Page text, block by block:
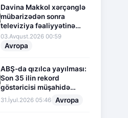
Davina Makkol xərçənglə
mübarizədən sonra
televiziya fəaliyyətinə
fasilə verir
03.Avqust.2026 00:59
Avropa
ABŞ-da qızılca yayılması:
Son 35 ilin rekord
göstəricisi müşahidə
olunur
31.İyul.2026 05:46 Avropa